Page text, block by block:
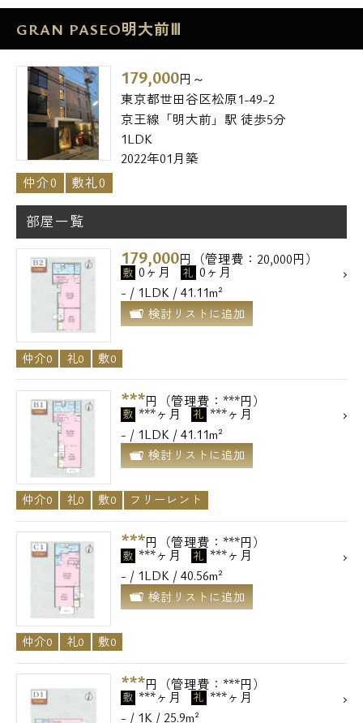
GRAN PASEO明大前Ⅲ
179,000円～
東京都世田谷区松原1-49-2
京王線「明大前」駅 徒歩5分
1LDK
2022年01月築
仲介0
敷礼0
部屋一覧
179,000円（管理費：20,000円）
敷 0ヶ月 礼 0ヶ月
- / 1LDK / 41.11m²
検討リストに追加
仲介0 礼0 敷0
***円（管理費：***円）
敷 ***ヶ月 礼 ***ヶ月
- / 1LDK / 41.11m²
検討リストに追加
仲介0 礼0 敷0 フリーレント
***円（管理費：***円）
敷 ***ヶ月 礼 ***ヶ月
- / 1LDK / 40.56m²
検討リストに追加
仲介0 礼0 敷0
***円（管理費：***円）
敷 ***ヶ月 礼 ***ヶ月
- / 1K / 25.9m²